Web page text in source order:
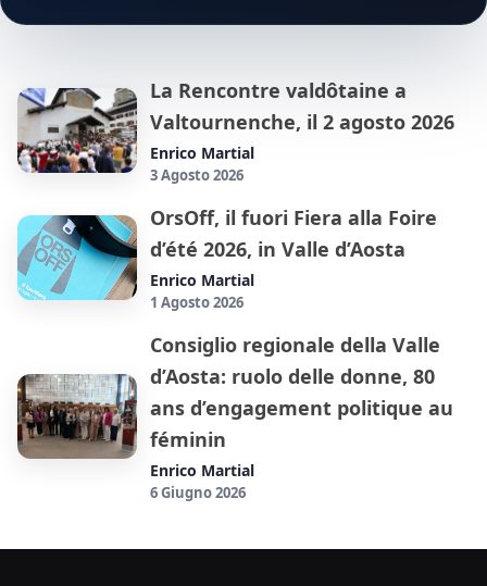
La Rencontre valdôtaine a
Valtournenche, il 2 agosto 2026
Enrico Martial
3 Agosto 2026
OrsOff, il fuori Fiera alla Foire
d’été 2026, in Valle d’Aosta
Enrico Martial
1 Agosto 2026
Consiglio regionale della Valle
d’Aosta: ruolo delle donne, 80
ans d’engagement politique au
féminin
Enrico Martial
6 Giugno 2026